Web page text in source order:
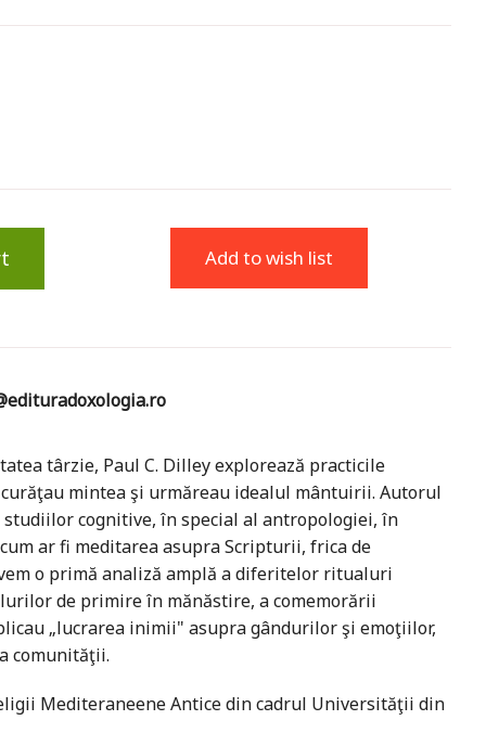
Add to wish list
târzie, Paul C. Dilley explorează practicile
mintea şi urmăreau idealul mântuirii. Autorul
cognitive, în special al antropologiei, în
ar fi meditarea asupra Scripturii, frica de
o primă analiză amplă a diferitelor ritualuri
de primire în mănăstire, a comemorării
„lucrarea inimii" asupra gândurilor şi emoţiilor,
comunităţii.
Mediteraneene Antice din cadrul Universităţii din